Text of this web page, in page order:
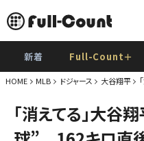
新着 Full-Count＋
HOME MLB ドジャース 大谷翔平
「消えてる」大谷